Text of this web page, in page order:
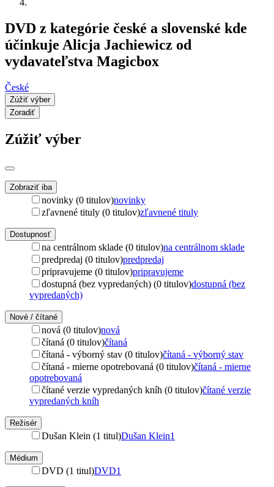
DVD z kategórie české a slovenské kde
účinkuje Alicja Jachiewicz od
vydavateľstva Magicbox
České
Zúžiť výber
Zoradiť
Zúžiť výber
Zobraziť iba
novinky (0 titulov)novinky
zľavnené tituly (0 titulov)zľavnené tituly
Dostupnosť
na centrálnom sklade (0 titulov)na centrálnom sklade
predpredaj (0 titulov)predpredaj
pripravujeme (0 titulov)pripravujeme
dostupná (bez vypredaných) (0 titulov)dostupná (bez
vypredaných)
Nové / čítané
nová (0 titulov)nová
čítaná (0 titulov)čítaná
čítaná - výborný stav (0 titulov)čítaná - výborný stav
čítaná - mierne opotrebovaná (0 titulov)čítaná - mierne
opotrebovaná
čítané verzie vypredaných kníh (0 titulov)čítané verzie
vypredaných kníh
Režisér
Dušan Klein (1 titul)Dušan Klein1
Médium
DVD (1 titul)DVD1